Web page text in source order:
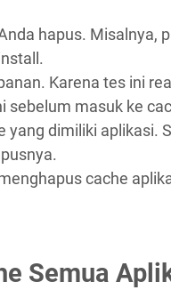
hapus. Misalnya,
Karena tes ini
sebelum masuk ke
yang dimiliki aplikasi.
cache
Semua